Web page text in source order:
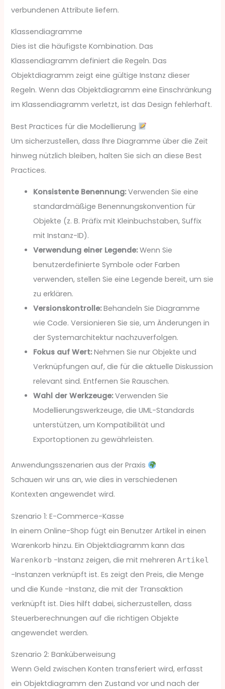
verbundenen Attribute liefern.
Klassendiagramme
Dies ist die häufigste Kombination. Das
Klassendiagramm definiert die Regeln. Das
Objektdiagramm zeigt eine gültige Instanz dieser
Regeln. Wenn das Objektdiagramm eine Einschränkung
im Klassendiagramm verletzt, ist das Design fehlerhaft.
Best Practices für die Modellierung
Um sicherzustellen, dass Ihre Diagramme über die Zeit
hinweg nützlich bleiben, halten Sie sich an diese Best
Practices.
Konsistente Benennung:Verwenden Sie eine
standardmäßige Benennungskonvention für
Objekte (z. B. Präfix mit Kleinbuchstaben, Suffix
mit Instanz-ID).
Verwendung einer Legende:Wenn Sie
benutzerdefinierte Symbole oder Farben
verwenden, stellen Sie eine Legende bereit, um sie
zu erklären.
Versionskontrolle:Behandeln Sie Diagramme
wie Code. Versionieren Sie sie, um Änderungen in
der Systemarchitektur nachzuverfolgen.
Fokus auf Wert:Nehmen Sie nur Objekte und
Verknüpfungen auf, die für die aktuelle Diskussion
relevant sind. Entfernen Sie Rauschen.
Wahl der Werkzeuge:Verwenden Sie
Modellierungswerkzeuge, die UML-Standards
unterstützen, um Kompatibilität und
Exportoptionen zu gewährleisten.
Anwendungsszenarien aus der Praxis
Schauen wir uns an, wie dies in verschiedenen
Kontexten angewendet wird.
Szenario 1: E-Commerce-Kasse
In einem Online-Shop fügt ein Benutzer Artikel in einen
Warenkorb hinzu. Ein Objektdiagramm kann das
Warenkorb -Instanz zeigen, die mit mehrerenArtikel
-Instanzen verknüpft ist. Es zeigt den Preis, die Menge
und die Kunde -Instanz, die mit der Transaktion
verknüpft ist. Dies hilft dabei, sicherzustellen, dass
Steuerberechnungen auf die richtigen Objekte
angewendet werden.
Szenario 2: Banküberweisung
Wenn Geld zwischen Konten transferiert wird, erfasst
ein Objektdiagramm den Zustand vor und nach der